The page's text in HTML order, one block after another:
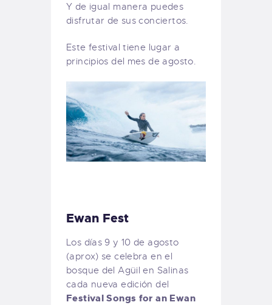
Y de igual manera puedes
disfrutar de sus conciertos.
Este festival tiene lugar a
principios del mes de agosto.
Ewan Fest
Los días 9 y 10 de agosto
(aprox) se celebra en el
bosque del Agüil en Salinas
cada nueva edición del
Festival Songs for an Ewan